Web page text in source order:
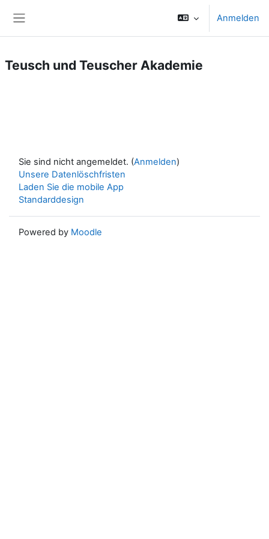
Anmelden
Teusch und Teuscher Akademie
Sie sind nicht angemeldet. (Anmelden)
Unsere Datenlöschfristen
Laden Sie die mobile App
Standarddesign
Powered by Moodle